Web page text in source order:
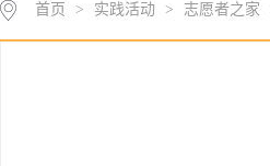
首页 > 实践活动 > 志愿者之家